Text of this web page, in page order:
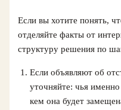
Если вы хотите понять,
отделяйте факты от
структуру решения по
Если объявляют об
уточняйте: чья
кем она будет